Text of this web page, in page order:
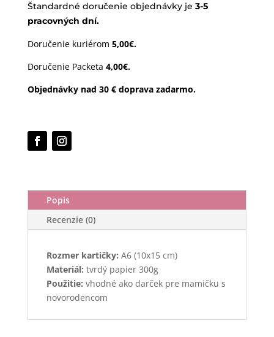
Štandardné doručenie objednávky je 3-5
pracovných dní.
Doručenie kuriérom 5,00€.
Doručenie Packeta 4,00€.
Objednávky nad 30 € doprava zadarmo.
Popis
Recenzie (0)
Rozmer kartičky: A6 (10x15 cm)
Materiál: tvrdý papier 300g
Použitie: vhodné ako darček pre mamičku s
novorodencom